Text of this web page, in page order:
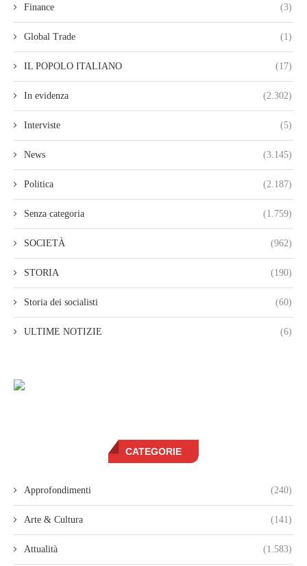
Finance (3)
Global Trade (1)
IL POPOLO ITALIANO (17)
In evidenza (2.302)
Interviste (5)
News (3.145)
Politica (2.187)
Senza categoria (1.759)
SOCIETÀ (962)
STORIA (190)
Storia dei socialisti (60)
ULTIME NOTIZIE (6)
CATEGORIE
Approfondimenti (240)
Arte & Cultura (141)
Attualità (1.583)